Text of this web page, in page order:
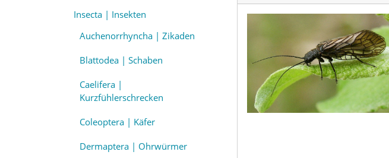
Insecta | Insekten
Auchenorrhyncha | Zikaden
Blattodea | Schaben
Caelifera |
Kurzfühlerschrecken
Coleoptera | Käfer
Dermaptera | Ohrwürmer